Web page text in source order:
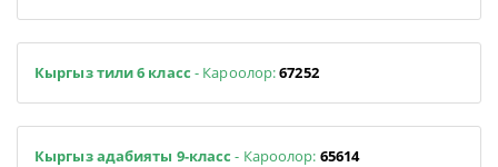
Кыргыз тили 6 класс - Кароолор:67252
Кыргыз адабияты 9-класс- Кароолор: 65614